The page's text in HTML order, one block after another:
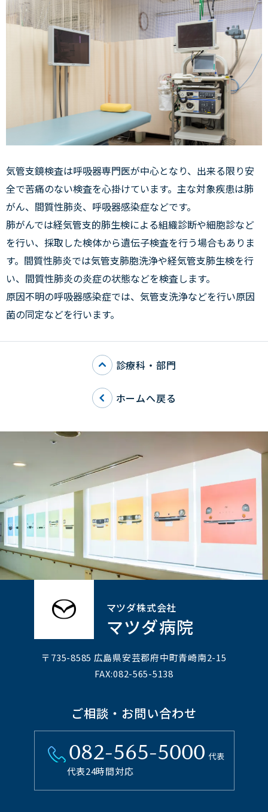
気管支鏡検査は呼吸器専門医が中心となり、出来る限り安
全で苦痛のない検査を心掛けています。主な対象疾患は肺
がん、間質性肺炎、呼吸器感染症などです。
肺がんでは経気管支的肺生検による組織診断や細胞診など
を行い、採取した検体から遺伝子検査を行う場合もありま
す。間質性肺炎では気管支肺胞洗浄や経気管支肺生検を行
い、間質性肺炎の炎症の状態などを検査します。
原因不明の呼吸器感染症では、気管支洗浄などを行い原因
菌の同定などを行います。
診療科・部門
ホームへ戻る
マツダ株式会社
マツダ病院
〒735-8585 広島県安芸郡府中町⻘崎南2-15
FAX:082-565-5138
ご相談・お問い合わせ
082-565-5000 代表
代表24時間対応